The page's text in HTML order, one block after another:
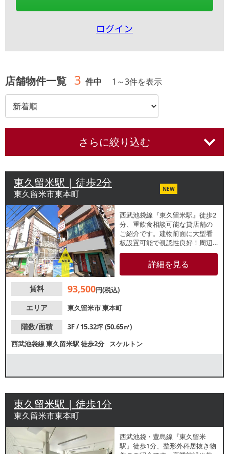
ログイン
店舗物件一覧 3 件中 1 ～3件を表示
さらに絞り込む
東久留米駅 | 徒歩2分
東久留米市東本町 NEW
西武池袋線『東久留米駅』徒歩2
分、重飲食相談可能な貸店舗の
ご紹介です。建物前面に大型看
板設置可能で視認性良好！周辺
に多くのチェーン店が立ち並ぶ
活気溢れるエリアです。諸条件
等、お気軽にお問合せくださ
詳細を見る
賃料 93,500円(税込)
エリア
東久留米市東本町
階数/面積
3F / 15.32坪 (50.65㎡)
西武池袋線東久留米駅徒歩2分 スケルトン
東久留米駅 | 徒歩1分
東久留米市東本町
西武池袋・豊島線『東久留米
駅』徒歩1分、整形外科居抜き物